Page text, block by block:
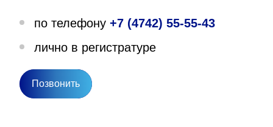
Направления деятельности
по телефону +7 (4742) 55-55-43
лично в регистратуре
Позвонить